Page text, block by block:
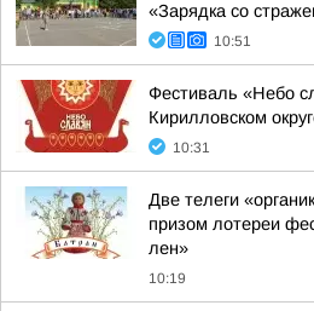
«Зарядка со
10:51
Фестиваль «Небо
Кирилловском
10:31
Две телеги
призом лотереи
лен»
10:19